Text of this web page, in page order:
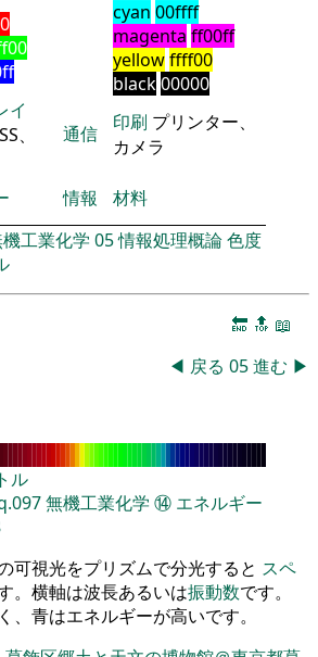
cyan 00ffff
magenta ff00ff
yellowffff00
black00000
イ
、
通信 印刷 プリンター、
カメラ
情報
材料
工業化学 05情報処理概論色度
🔚 🔝 📖
◀ 戻る 05進む ▶
ル
無機工業化学 ⑭ エネルギー
可視光をプリズムで分光すると スペ
。横軸は波長あるいは振動数です。
、青はエネルギーが高いです。